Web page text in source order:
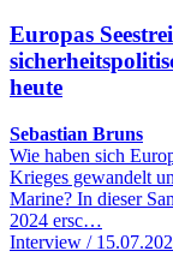
Europas
heute
Sebastian Bruns
Wie haben sich
Krieges gewandelt
Marine? In dieser
2024 ersc…
Interview /